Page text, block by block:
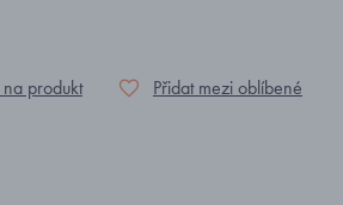
produkt Přidat mezi oblíbené